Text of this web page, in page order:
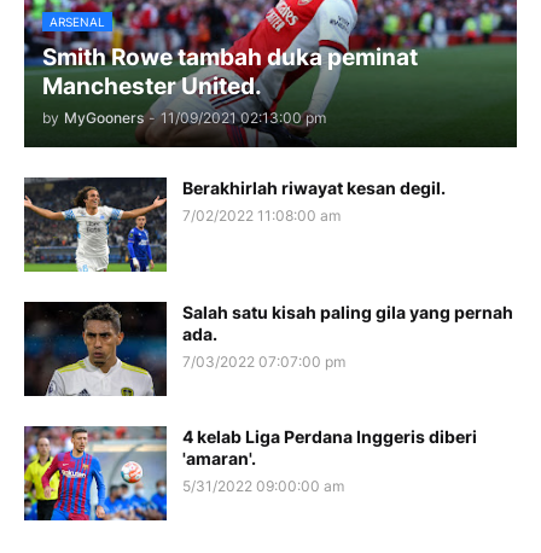
ARSENAL
Smith Rowe tambah duka peminat
Manchester United.
by MyGooners - 11/09/2021 02:13:00 pm
Berakhirlah riwayat kesan degil.
7/02/2022 11:08:00 am
Salah satu kisah paling gila yang pernah
ada.
7/03/2022 07:07:00 pm
4 kelab Liga Perdana Inggeris diberi
'amaran'.
5/31/2022 09:00:00 am